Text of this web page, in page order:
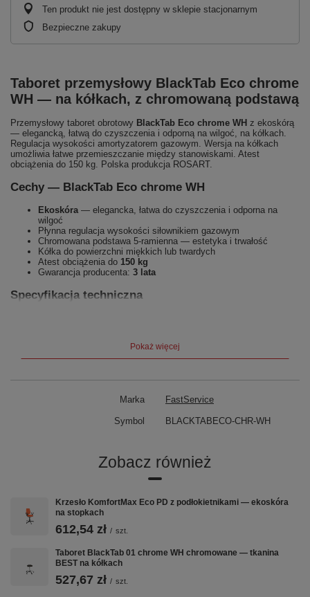
Ten produkt nie jest dostępny w sklepie stacjonarnym
Bezpieczne zakupy
Taboret przemysłowy BlackTab Eco chrome
WH — na kółkach, z chromowaną podstawą
Przemysłowy taboret obrotowy BlackTab Eco chrome WH z ekoskórą
— elegancką, łatwą do czyszczenia i odporną na wilgoć, na kółkach.
Regulacja wysokości amortyzatorem gazowym. Wersja na kółkach
umożliwia łatwe przemieszczanie między stanowiskami. Atest
obciążenia do 150 kg. Polska produkcja ROSART.
Cechy — BlackTab Eco chrome WH
Ekoskóra — elegancka, łatwa do czyszczenia i odporna na
wilgoć
Płynna regulacja wysokości siłownikiem gazowym
Chromowana podstawa 5-ramienna — estetyka i trwałość
Kółka do powierzchni miękkich lub twardych
Atest obciążenia do 150 kg
Gwarancja producenta: 3 lata
Specyfikacja techniczna
Tapicerka
Ekoskóra
Laboratoriach i placówkach medycznych
Darmowa dostawa w 48h. 3 lata gwarancji. Polski producent ROSART.
Pokaż więcej
Marka FastService
Symbol BLACKTABECO-CHR-WH
Zobacz również
Krzesło KomfortMax Eco PD z podłokietnikami — ekoskóra
na stopkach
612,54 zł / szt.
Taboret BlackTab 01 chrome WH chromowane — tkanina
BEST na kółkach
527,67 zł / szt.